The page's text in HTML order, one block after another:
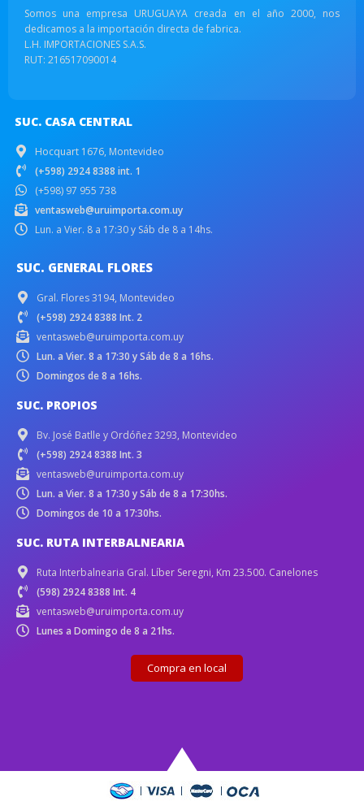
Somos una empresa URUGUAYA creada en el año 2000, nos
dedicamos a la importación directa de fabrica.
L.H. IMPORTACIONES S.A.S.
RUT: 216517090014
SUC. CASA CENTRAL
Hocquart 1676, Montevideo
(+598) 2924 8388 int. 1
(+598) 97 955 738
ventasweb@uruimporta.com.uy
Lun. a Vier. 8 a 17:30 y Sáb de 8 a 14hs.
SUC. GENERAL FLORES
Gral. Flores 3194, Montevideo
(+598) 2924 8388 Int. 2
ventasweb@uruimporta.com.uy
Lun. a Vier. 8 a 17:30 y Sáb de 8 a 16hs.
Domingos de 8 a 16hs.
SUC. PROPIOS
Bv. José Batlle y Ordóñez 3293, Montevideo
(+598) 2924 8388 Int. 3
ventasweb@uruimporta.com.uy
Lun. a Vier. 8 a 17:30 y Sáb de 8 a 17:30hs.
Domingos de 10 a 17:30hs.
SUC. RUTA INTERBALNEARIA
Ruta Interbalnearia Gral. Líber Seregni, Km 23.500. Canelones
(598) 2924 8388 Int. 4
ventasweb@uruimporta.com.uy
Lunes a Domingo de 8 a 21hs.
Compra en local